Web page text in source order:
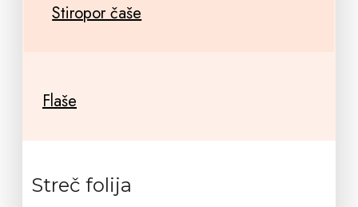
Stiropor čaše
Flaše
Streč folija